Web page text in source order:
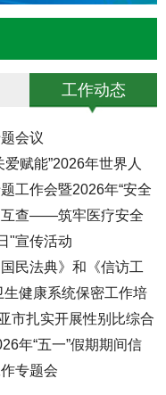
工作动态
会议
赋能”2026年世界人
工作会暨2026年“安全
互查——筑牢医疗安全
"宣传活动
民法典》和《信访工
健康系统保密工作培
市扎实开展性别比综合
年“五一”假期期间信
专题会